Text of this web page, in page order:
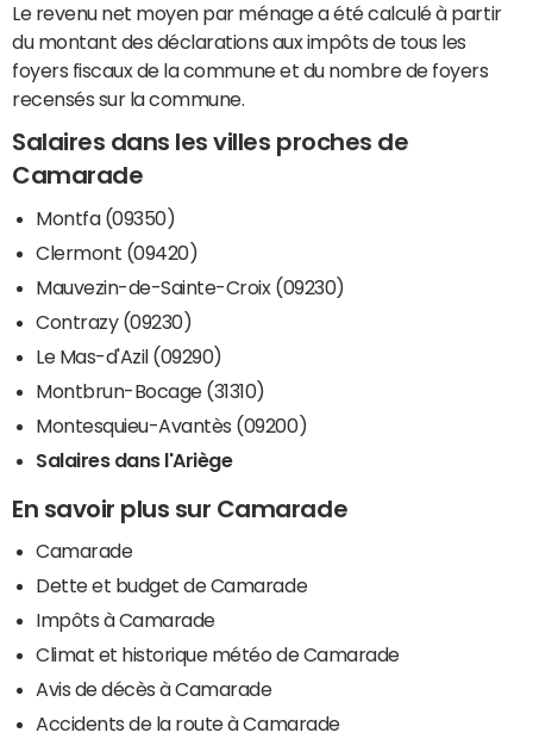
Le revenu net moyen par ménage a été calculé à partir
du montant des déclarations aux impôts de tous les
foyers fiscaux de la commune et du nombre de foyers
recensés sur la commune.
Salaires dans les villes proches de
Camarade
Montfa (09350)
Clermont (09420)
Mauvezin-de-Sainte-Croix (09230)
Contrazy (09230)
Le Mas-d'Azil (09290)
Montbrun-Bocage (31310)
Montesquieu-Avantès (09200)
Salaires dans l'Ariège
En savoir plus sur Camarade
Camarade
Dette et budget de Camarade
Impôts à Camarade
Climat et historique météo de Camarade
Avis de décès à Camarade
Accidents de la route à Camarade